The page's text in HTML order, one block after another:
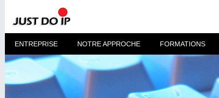
ENTREPRISE NOTRE APPROCHE FORMATIONS